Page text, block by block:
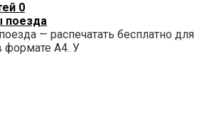
0
поезда
— распечатать бесплатно для
формате А4. У